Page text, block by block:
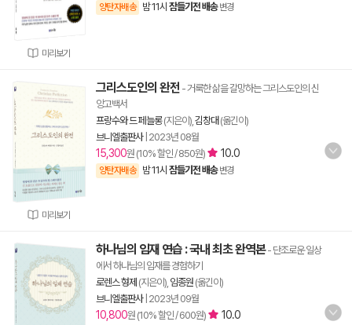
미리보기
양탄자배송 밤 11시 잠들기전 배송 변경
미리보기
그리스도인의 완전 - 거룩한 삶을 갈망하는 그리스도인의 신
앙고백서
프랑수와 드 페늘롱(지은이), 김창대 (옮긴이)
브니엘출판사| 2023년 08월
15,300원 (10% 할인 / 850원) 10.0
양탄자배송 밤 11시 잠들기전 배송 변경
하나님의 임재 연습 : 국내 최초 완역본- 단조로운 일상
에서 하나님의 임재를 경험하기
로렌스 형제 (지은이), 임종원 (옮긴이)
브니엘출판사| 2023년 09월
10,800원 (10% 할인 / 600원) 10.0